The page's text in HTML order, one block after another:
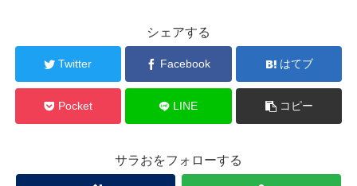
シェアする
Twitter Facebook はてブ
Pocket LINE コピー
サラおをフォローする